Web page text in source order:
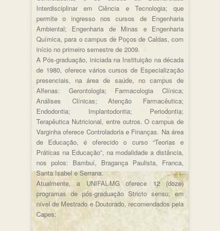
Interdisciplinar em Ciência e Tecnologia; que
permite o ingresso nos cursos de Engenharia
Ambiental; Engenharia de Minas e Engenharia
Química, para o campus de Poços de Caldas, com
início no primeiro semestre de 2009.
A Pós-graduação, iniciada na Instituição na década
de 1980, oferece vários cursos de Especialização
presenciais, na área de saúde, no campus de
Alfenas: Gerontologia; Farmacologia Clínica;
Análises Clínicas; Atenção Farmacêutica;
Endodontia; Implantodontia; Periodontia;
Terapêutica Nutricional, entre outros. O campus de
Varginha oferece Controladoria e Finanças. Na área
de Educação, é oferecido o curso “Teorias e
Práticas na Educação”, na modalidade a distância,
nos polos: Bambuí, Bragança Paulista, Franca,
Santa Isabel e Serrana.
Atualmente, a UNIFAL-MG oferece 12 (doze)
programas de pós-graduação Stricto sensu, em
nível de Mestrado e Doutorado, recomendados pela
Capes: